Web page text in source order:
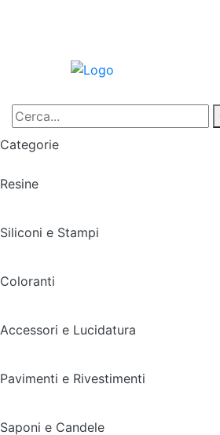
Categorie
Resine
Siliconi e Stampi
Coloranti
Accessori e Lucidatura
Pavimenti e Rivestimenti
Saponi e Candele